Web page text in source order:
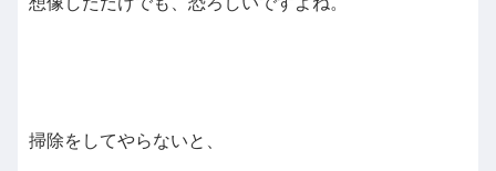
掃除をしてやらないと、